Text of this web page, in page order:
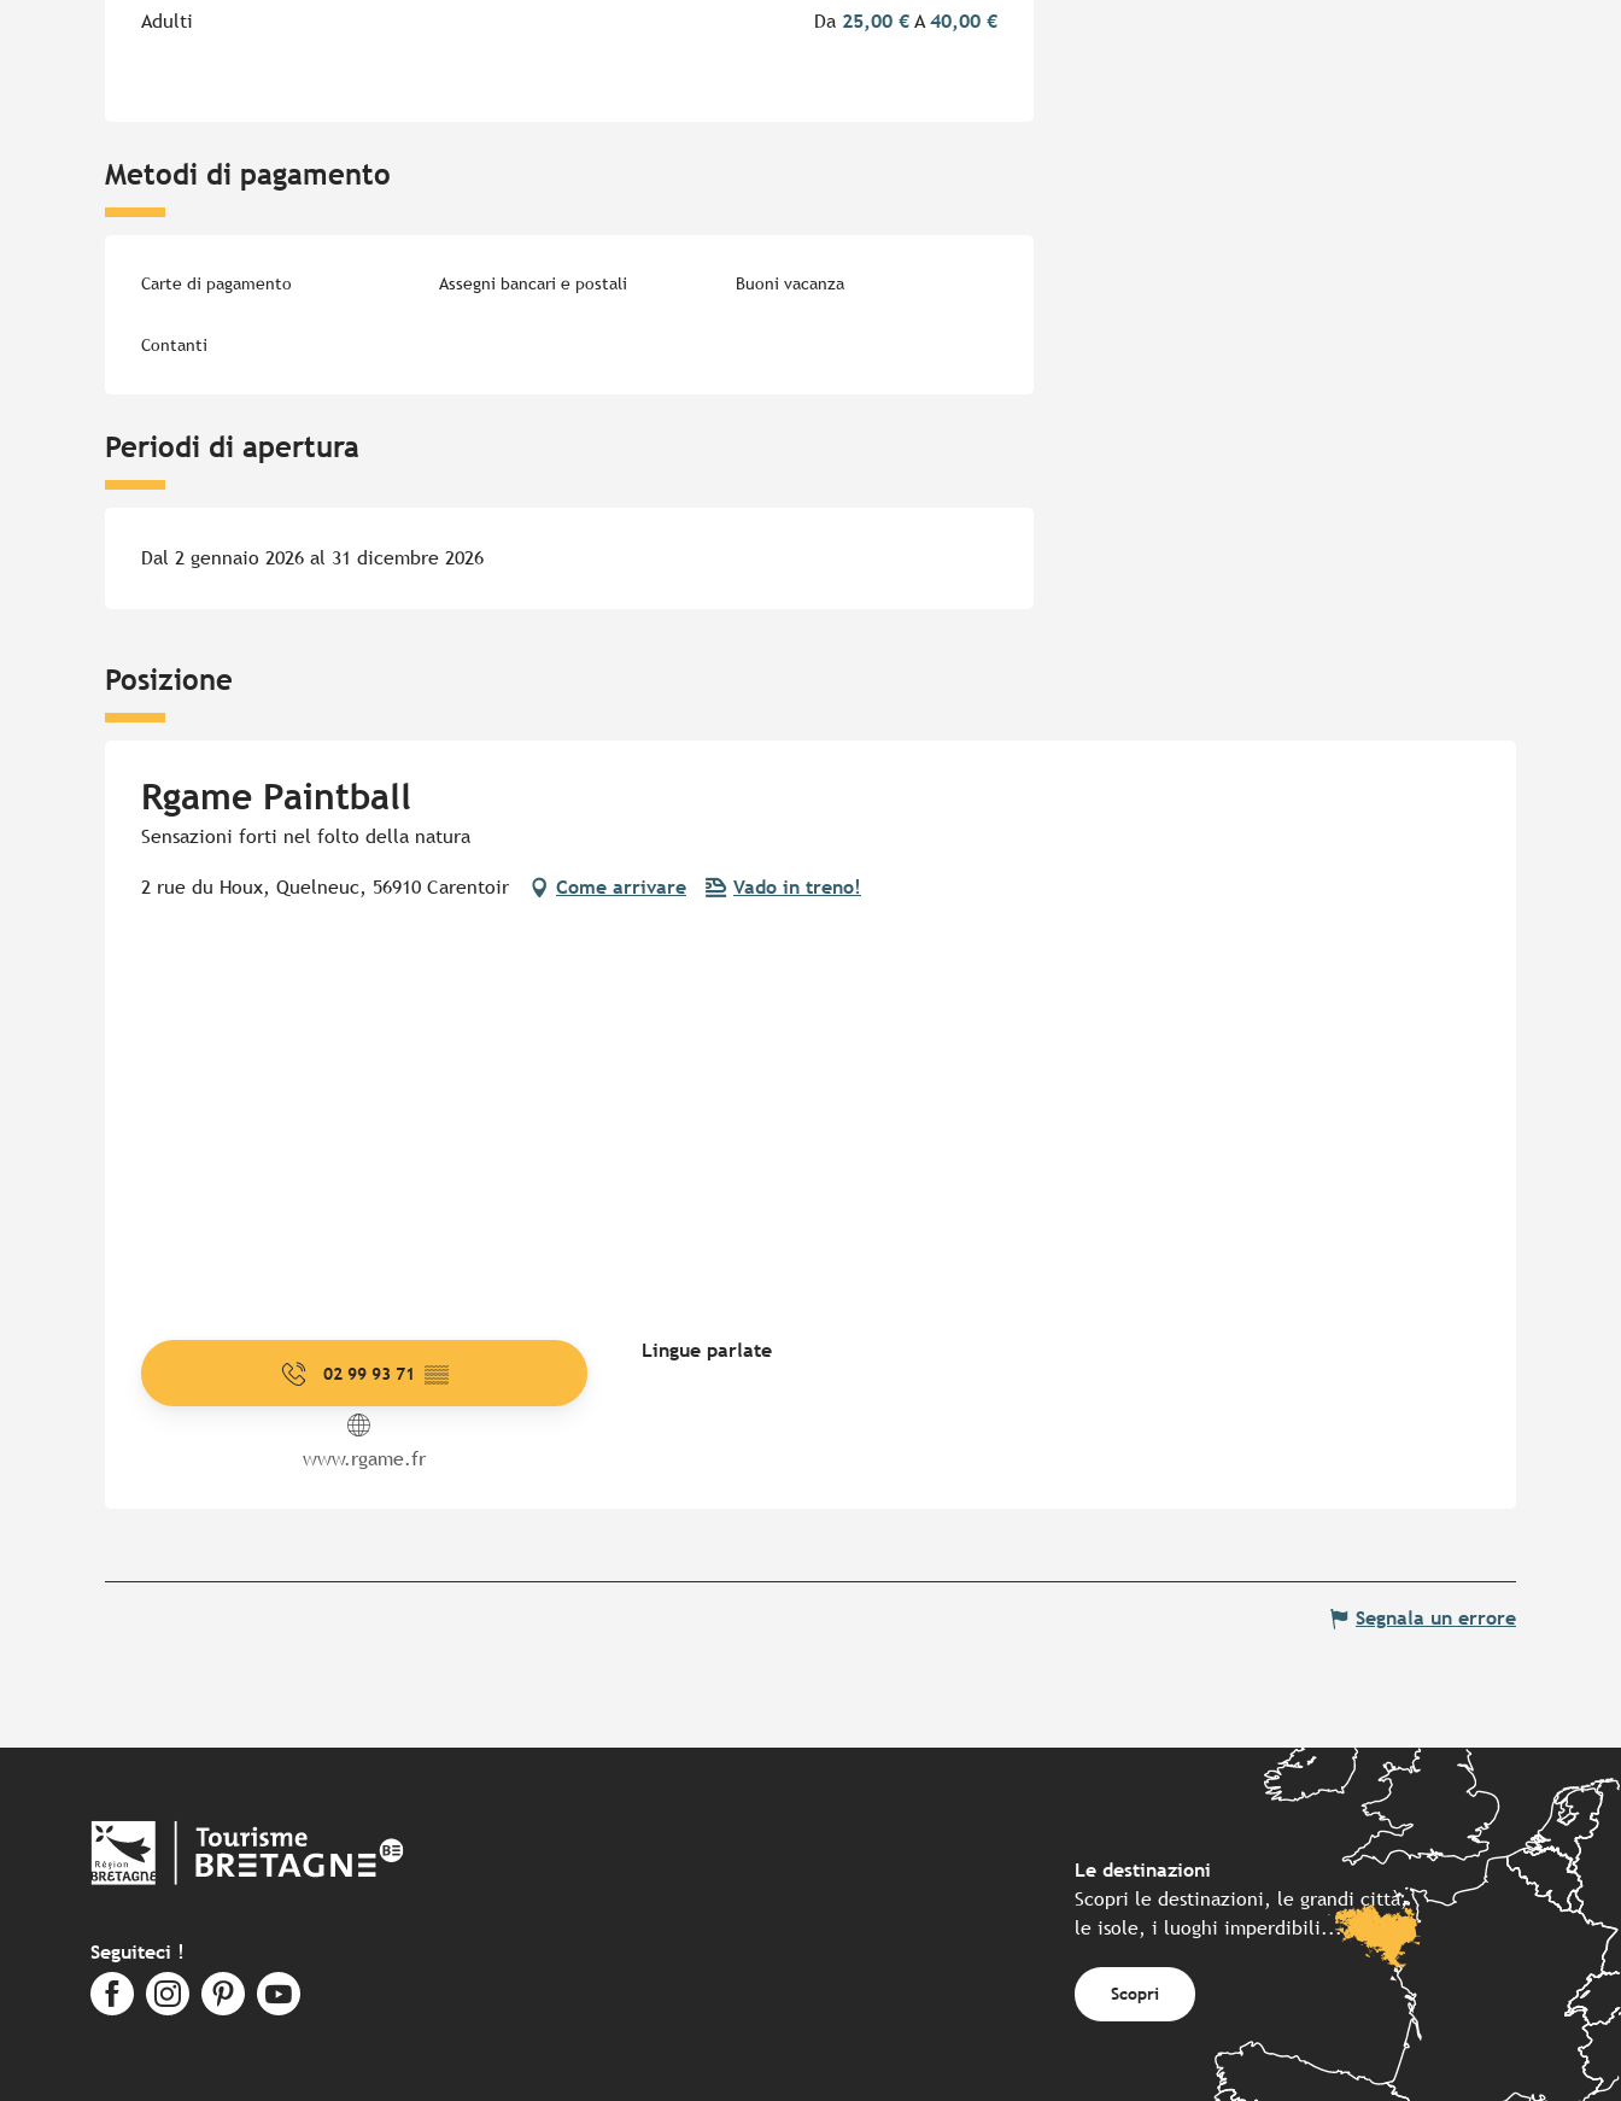
Adulti Da 25,00 € A40,00 €
Metodi di pagamento
Carte di pagamento Assegni bancari e postali Buoni vacanza
Contanti
Periodi di apertura
Dal 2 gennaio 2026 al 31 dicembre 2026
Posizione
Rgame Paintball
Sensazioni forti nel folto della natura
2 rue du Houx, Quelneuc, 56910 Carentoir Come arrivare Vado in treno!
02 99 93 71 ▒▒
www.rgame.fr
Lingue parlate
Lingue parlate
Segnala un errore
Seguiteci !
Le destinazioni
Scopri le destinazioni, le grandi città,
le isole, i luoghi imperdibili...
Scopri